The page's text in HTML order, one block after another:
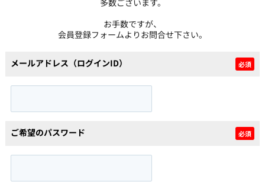
会員メニュー
サイトマップ
お手数ですが、
会員登録フォームよりお問合せ下さい。
メールアドレス（ログインID） 必須
ご希望のパスワード 必須